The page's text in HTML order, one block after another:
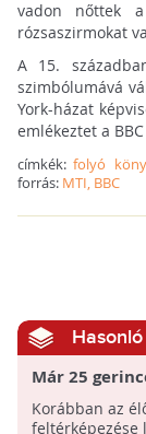
vadon nőttek a
rózsaszirmokat
A 15.
szimbólumává
York-házat
emlékeztet a
címkék: folyó
forrás: MTI, BBC
Hasonló
Már 25
módszerrel
Korábban az
feltérképezése